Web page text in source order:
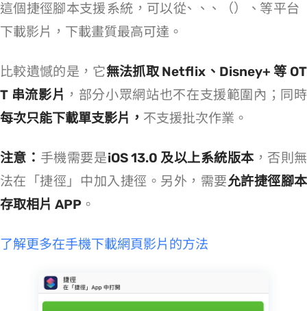
這個捷徑腳本支援 iOS 18/iOS 26 系統，可以從 YouTube、Instagram、TikTok、Twitter（X）、Facebook 等平台
下載影片，下載畫質最高可達 1080p。
比較遺憾的是，它無法抓取 Netflix、Disney+ 等 OT
T 串流影片 ，部分小眾網站也不在支援範圍內；同時
每次只能下載單支影片， 不支援批次作業。
注意： iPhone 手機需要是iOS 13.0 及以上系統版本，否則無
法在「捷徑」App 中加入捷徑。另外，需要允許捷徑腳本
存取相片 APP 。
>> 了解更多在手機下載網頁影片的方法